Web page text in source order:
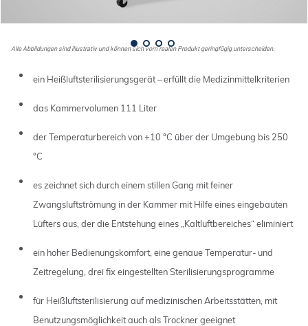
Alle Abbildungen sind illustrativ und können sich vom realen Produkt geringfügig unterscheiden.
ein Heißluftsterilisierungsgerät – erfüllt die Medizinmittelkriterien
das Kammervolumen 111 Liter
der Temperaturbereich von +10 °C über der Umgebung bis 250
°C
es zeichnet sich durch einem stillen Gang mit feiner
Zwangsluftströmung in der Kammer mit Hilfe eines eingebauten
Lüfters aus, der die Entstehung eines „Kaltluftbereiches“ eliminiert
ein hoher Bedienungskomfort, eine genaue Temperatur- und
Zeitregelung, drei fix eingestellten Sterilisierungsprogramme
für Heißluftsterilisierung auf medizinischen Arbeitsstätten, mit
Benutzungsmöglichkeit auch als Trockner geeignet